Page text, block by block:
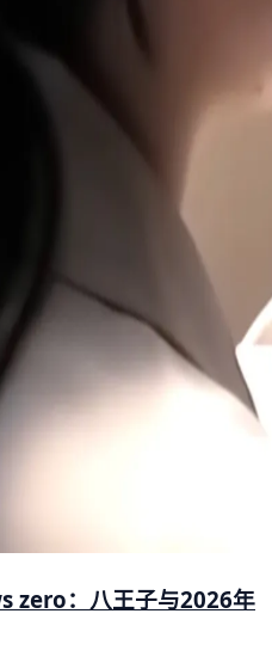
zero：八王子与2026年